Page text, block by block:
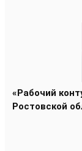
«Рабочий
Ростовской